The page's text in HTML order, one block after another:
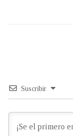
Suscribir